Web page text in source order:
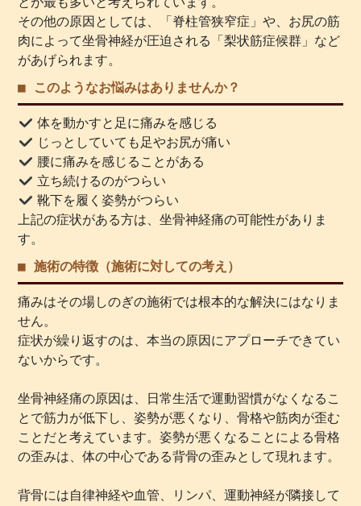
その他の原因としては、「脊柱管狭窄症」や、お尻の筋
肉によって坐骨神経が圧迫される「梨状筋症候群」など
があげられます。
■ このようなお悩みはありませんか？
体を動かすと足に痛みを感じる
じっとしていても足やお尻が痛い
腰に痛みを感じることがある
立ち続けるのがつらい
靴下を履く姿勢がつらい
上記の症状がある方は、坐骨神経痛の可能性がありま
す。
■ 施術の特徴（施術に対しての考え）
痛みはその場しのぎの施術では根本的な解決にはなりま
せん。
症状が繰り返すのは、本当の原因にアプローチできてい
ないからです。
坐骨神経痛の原因は、日常生活で運動習慣がなくなるこ
とで筋力が低下し、姿勢が悪くなり、骨格や筋肉が歪む
ことだと考えています。姿勢が悪くなることによる骨格
の歪みは、体の中心である背骨の歪みとして現れます。
背骨には自律神経や血管、リンパ、運動神経が隣接して